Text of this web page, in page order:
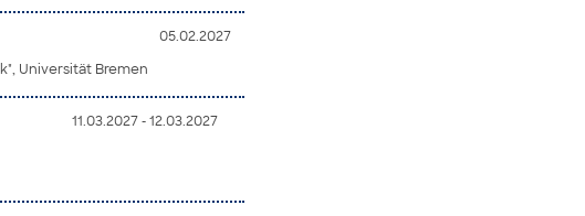
05.02.2027
Universität Bremen
11.03.2027 - 12.03.2027